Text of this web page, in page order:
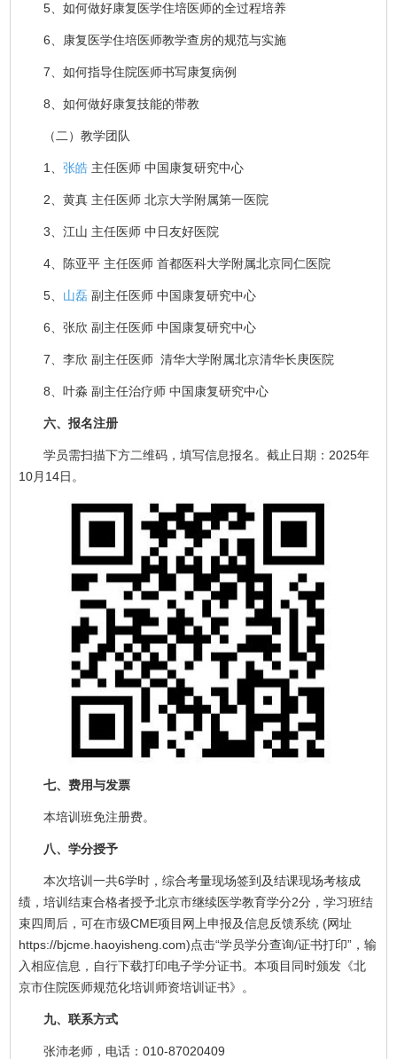
5、如何做好康复医学住培医师的全过程培养
6、康复医学住培医师教学查房的规范与实施
7、如何指导住院医师书写康复病例
8、如何做好康复技能的带教
（二）教学团队
1、张皓 主任医师 中国康复研究中心
2、黄真 主任医师 北京大学附属第一医院
3、江山 主任医师 中日友好医院
4、陈亚平 主任医师 首都医科大学附属北京同仁医院
5、 山磊 副主任医师 中国康复研究中心
6、张欣 副主任医师 中国康复研究中心
7、李欣 副主任医师 清华大学附属北京清华长庚医院
8、叶淼 副主任治疗师 中国康复研究中心
六、报名注册
学员需扫描下方二维码，填写信息报名。截止日期：2025年
10月14日。
七、费用与发票
本培训班免注册费。
八、学分授予
本次培训一共6学时，综合考量现场签到及结课现场考核成
绩，培训结束合格者授予北京市继续医学教育学分2分，学习班结
束四周后，可在市级CME项目网上申报及信息反馈系统 (网址
https://bjcme.haoyisheng.com)点击“学员学分查询/证书打印”，输
入相应信息，自行下载打印电子学分证书。本项目同时颁发《北
京市住院医师规范化培训师资培训证书》。
九、联系方式
张沛老师，电话：010-87020409